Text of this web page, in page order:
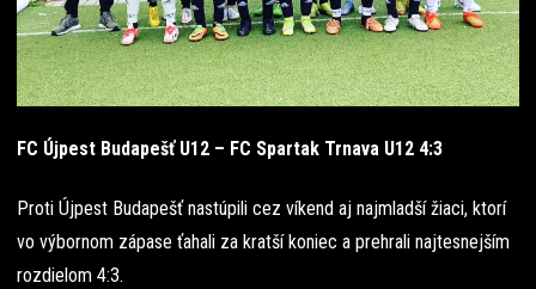
FC Újpest Budapešť U12 – FC Spartak Trnava U12 4:3
Proti Újpest Budapešť nastúpili cez víkend aj najmladší žiaci, ktorí
vo výbornom zápase ťahali za kratší koniec a prehrali najtesnejším
rozdielom 4:3.